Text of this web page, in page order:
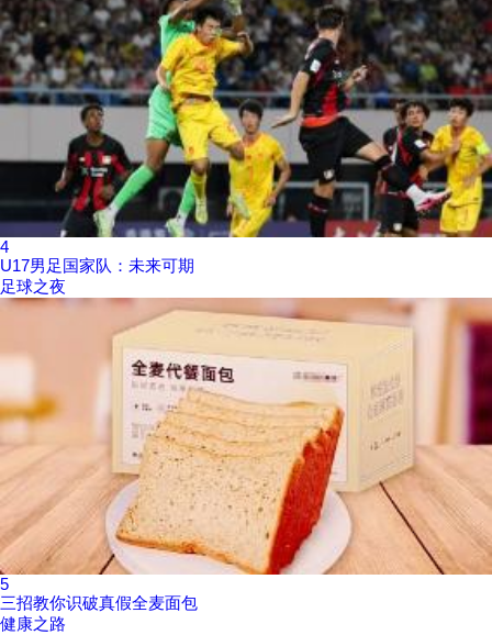
4
U17男足国家队：未来可期
足球之夜
5
三招教你识破真假全麦面包
健康之路